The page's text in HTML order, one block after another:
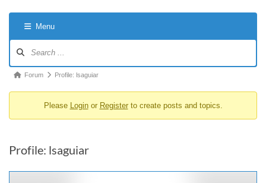
Menu
Navigation
Forum
You
here:
Forum Profile: lsaguiar
Please Loginor Registerto create posts and topics.
Profile: lsaguiar